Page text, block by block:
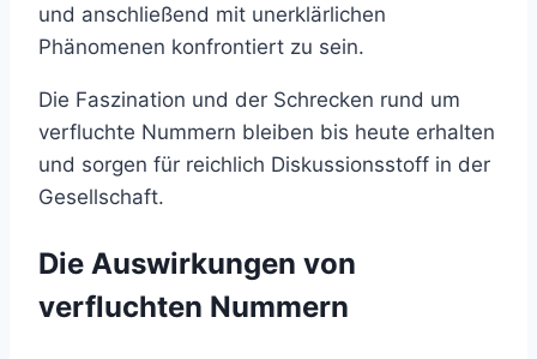
und anschließend mit unerklärlichen
Phänomenen konfrontiert zu sein.
Die Faszination und der Schrecken rund um
verfluchte Nummern bleiben bis heute erhalten
und sorgen für reichlich Diskussionsstoff in der
Gesellschaft.
Die Auswirkungen von
verfluchten Nummern